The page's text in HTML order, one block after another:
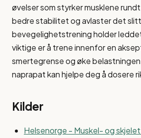
øvelser som styrker musklene
bedre stabilitet og avlaster det
bevegelighetstrening holder
viktige er å trene innenfor en
smertegrense og øke belastningen
naprapat kan hjelpe deg å dosere
Kilder
Helsenorge - Muskel- og